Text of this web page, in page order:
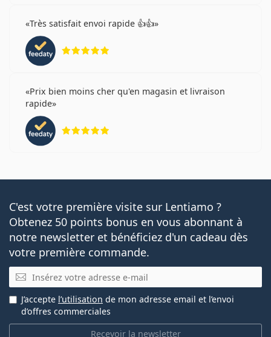
Très satisfait envoi rapide 👍👍
Prix bien moins cher qu'en magasin et livraison
rapide
C'est votre première visite sur Lentiamo ?
Obtenez 50 points bonus en vous abonnant à
notre newsletter et bénéficiez d'un cadeau dès
votre première commande.
E-mail
Recevoir la newsletter
J’accepte l’utilisation de mon adresse email et l’envoi
d’offres commerciales